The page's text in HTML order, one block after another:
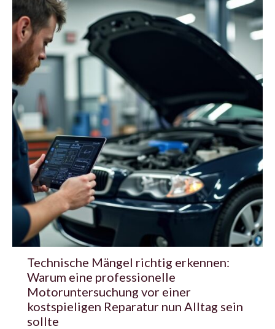
Technische Mängel richtig erkennen:
Warum eine professionelle
Motoruntersuchung vor einer
kostspieligen Reparatur nun Alltag sein
sollte